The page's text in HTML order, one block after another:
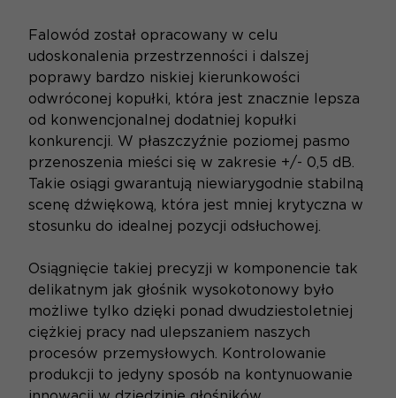
Falowód został opracowany w celu
udoskonalenia przestrzenności i dalszej
poprawy bardzo niskiej kierunkowości
odwróconej kopułki, która jest znacznie lepsza
od konwencjonalnej dodatniej kopułki
konkurencji. W płaszczyźnie poziomej pasmo
przenoszenia mieści się w zakresie +/- 0,5 dB.
Takie osiągi gwarantują niewiarygodnie stabilną
scenę dźwiękową, która jest mniej krytyczna w
stosunku do idealnej pozycji odsłuchowej.
Osiągnięcie takiej precyzji w komponencie tak
delikatnym jak głośnik wysokotonowy było
możliwe tylko dzięki ponad dwudziestoletniej
ciężkiej pracy nad ulepszaniem naszych
procesów przemysłowych. Kontrolowanie
produkcji to jedyny sposób na kontynuowanie